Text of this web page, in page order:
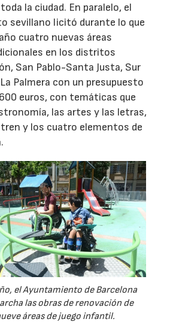
la ciudad. En paralelo, el
sevillano licitó durante lo que
cuatro nuevas áreas
en los distritos
San Pablo-Santa Justa, Sur
Palmera con un presupuesto
euros, con temáticas que
las artes y las letras,
y los cuatro elementos de
el Ayuntamiento de Barcelona
las obras de renovación de
áreas de juego infantil.